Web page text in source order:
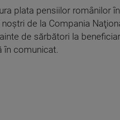
plata pensiilor românilor
de la Compania
de sărbători la
în comunicat.